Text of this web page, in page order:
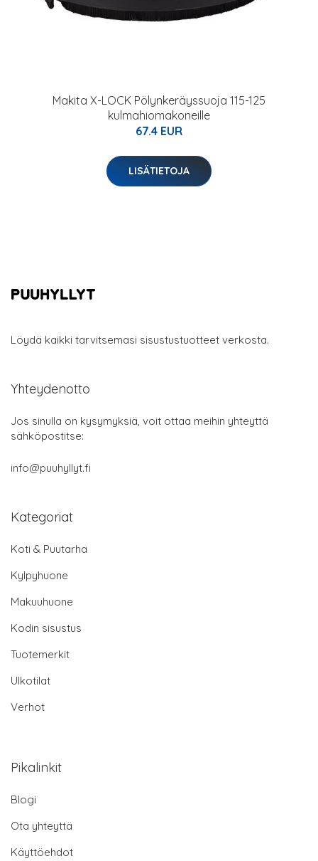
Makita X-LOCK Pölynkeräyssuoja 115-125
kulmahiomakoneille
67.4 EUR
LISÄTIETOJA
Löydä kaikki tarvitsemasi sisustustuotteet verkosta.
Yhteydenotto
Jos sinulla on kysymyksiä, voit ottaa meihin yhteyttä
sähköpostitse:
info@puuhyllyt.fi
Kategoriat
Koti & Puutarha
Kylpyhuone
Makuuhuone
Kodin sisustus
Tuotemerkit
Ulkotilat
Verhot
Pikalinkit
Blogi
Ota yhteyttä
Käyttöehdot